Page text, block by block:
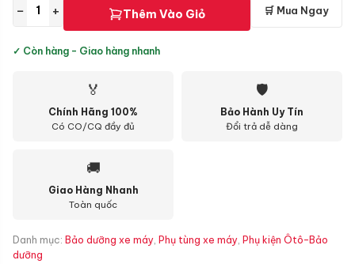
− + Thêm Vào Giỏ 🛒 Mua Ngay
✓ Còn hàng - Giao hàng nhanh
🏅
Chính Hãng 100%
Có CO/CQ đầy đủ
🛡
Bảo Hành Uy Tín
Đổi trả dễ dàng
🚚
Giao Hàng Nhanh
Toàn quốc
Danh mục: Bảo dưỡng xe máy, Phụ tùng xe máy, Phụ kiện Ôtô-Bảo
dưỡng